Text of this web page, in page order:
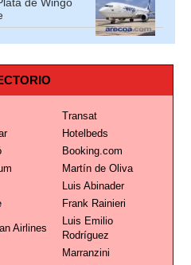
Transat
Hotelbeds
Booking.com
Martín de Oliva
Luis Abinader
Frank Rainieri
Airlines
Luis Emilio
Rodríguez
Marranzini